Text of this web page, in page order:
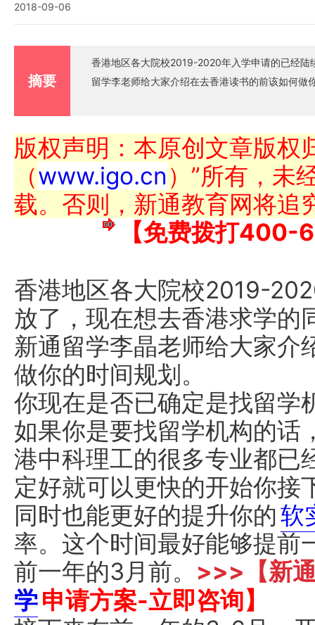
2018-09-06
摘要
香港地区各大院校2019-2020年入学申请的已经陆
留学李老师给大家介绍在去香港读书的前该如何做
版权声明：本原创文章版权
（www.igo.cn ）”所有，未
载。否则，新通教育网将追
【免费拨打400-
香港地区各大院校2019-
放了，现在想去香港求学的
新通留学李晶老师给大家介
做你的时间规划。
你现在是否已确定是找留学
如果你是要找留学机构的话
港中科理工的很多专业都已
定好就可以更快的开始你接
同时也能更好的提升你的 软
率。这个时间最好能够提前
前一年的3月前。 >>>【新
学申请方案-立即咨询】